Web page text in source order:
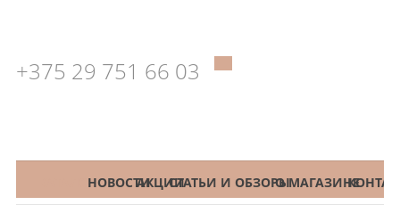
+375 29 751 66 03
КАТАЛОГНОВОСТИАКЦИИСТАТЬИ И ОБЗОРЫО МАГАЗИНЕ